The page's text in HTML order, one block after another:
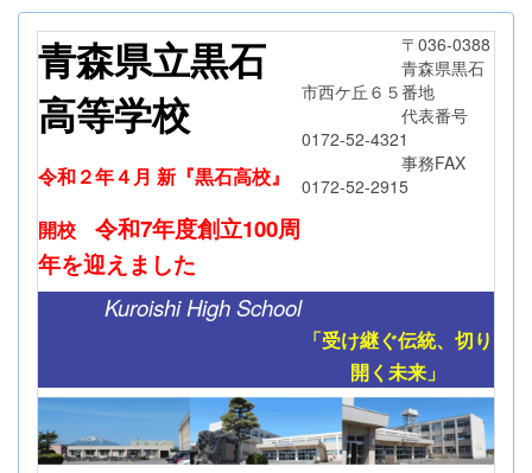
青森県立黒石
高等学校
令和２年４月 新『黒石高校』
開校
令和7年度創立100周
年を迎えました
〒036-0388
青森県黒石
市西ケ丘６５番地
代表番号
0172-52-4321
事務FAX
0172-52-2915
Kuroishi High School
「受け継ぐ伝統、切り
開く未来」